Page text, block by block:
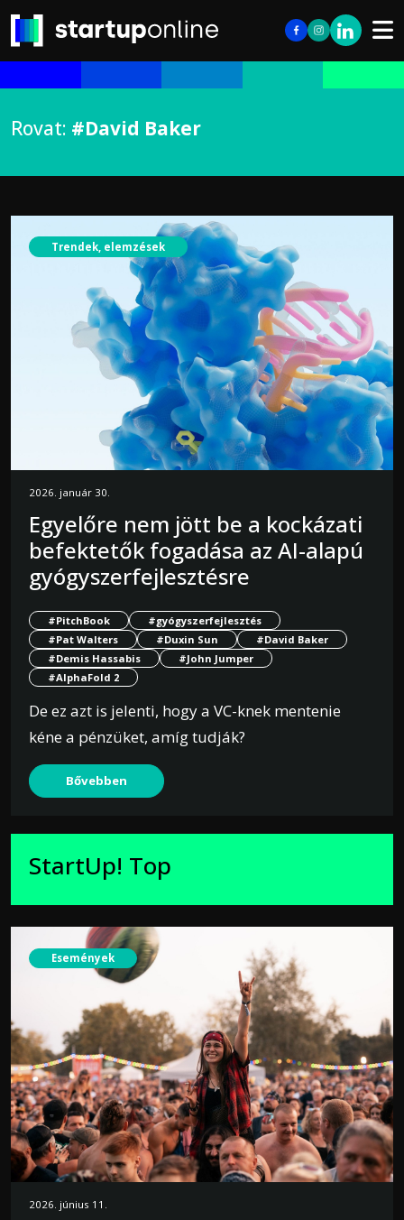
Rovat: #David Baker
Trendek, elemzések
2026. január 30.
Egyelőre nem jött be a kockázati
befektetők fogadása az AI-alapú
gyógyszerfejlesztésre
#PitchBook
#gyógyszerfejlesztés
#Pat Walters
#Duxin Sun
#David Baker
#Demis Hassabis
#John Jumper
#AlphaFold 2
De ez azt is jelenti, hogy a VC-knek mentenie
kéne a pénzüket, amíg tudják?
Bővebben
StartUp! Top
Események
2026. június 11.